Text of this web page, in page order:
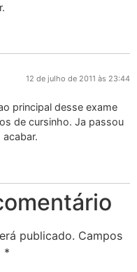
12 de julho de 2011 às 23:44
principal desse exame
de cursinho. Ja passou
publicado. Campos
*